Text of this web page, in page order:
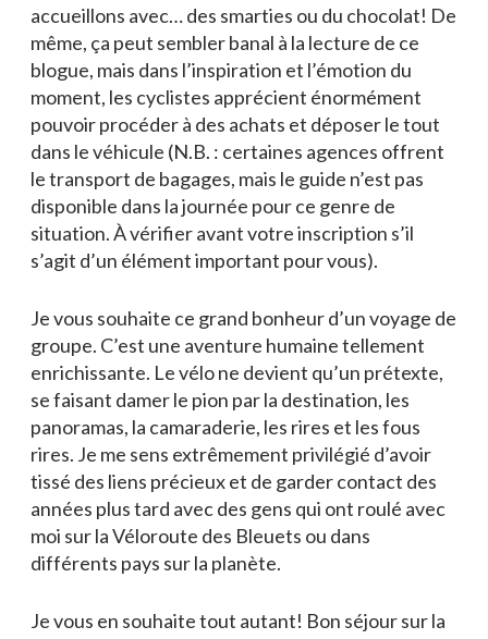
accueillons avec… des smarties ou du chocolat! De
même, ça peut sembler banal à la lecture de ce
blogue, mais dans l’inspiration et l’émotion du
moment, les cyclistes apprécient énormément
pouvoir procéder à des achats et déposer le tout
dans le véhicule (N.B. : certaines agences offrent
le transport de bagages, mais le guide n’est pas
disponible dans la journée pour ce genre de
situation. À vérifier avant votre inscription s’il
s’agit d’un élément important pour vous).
Je vous souhaite ce grand bonheur d’un voyage de
groupe. C’est une aventure humaine tellement
enrichissante. Le vélo ne devient qu’un prétexte,
se faisant damer le pion par la destination, les
panoramas, la camaraderie, les rires et les fous
rires. Je me sens extrêmement privilégié d’avoir
tissé des liens précieux et de garder contact des
années plus tard avec des gens qui ont roulé avec
moi sur la Véloroute des Bleuets ou dans
différents pays sur la planète.
Je vous en souhaite tout autant! Bon séjour sur la